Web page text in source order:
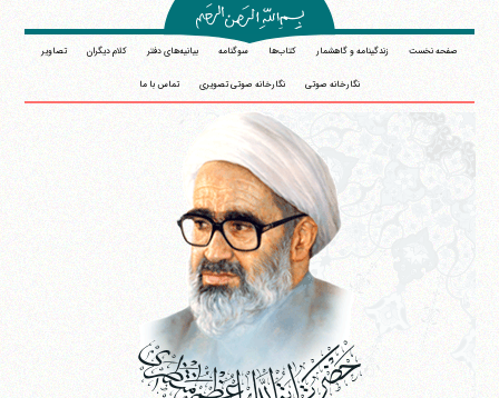
صفحه نخست زندگینامه و گاهشمار کتاب‌ها سوگنامه بیانیه‌های دفتر کلام دیگران تصاویر
نگارخانه صوتی نگارخانه صوتی تصویری تماس با ما